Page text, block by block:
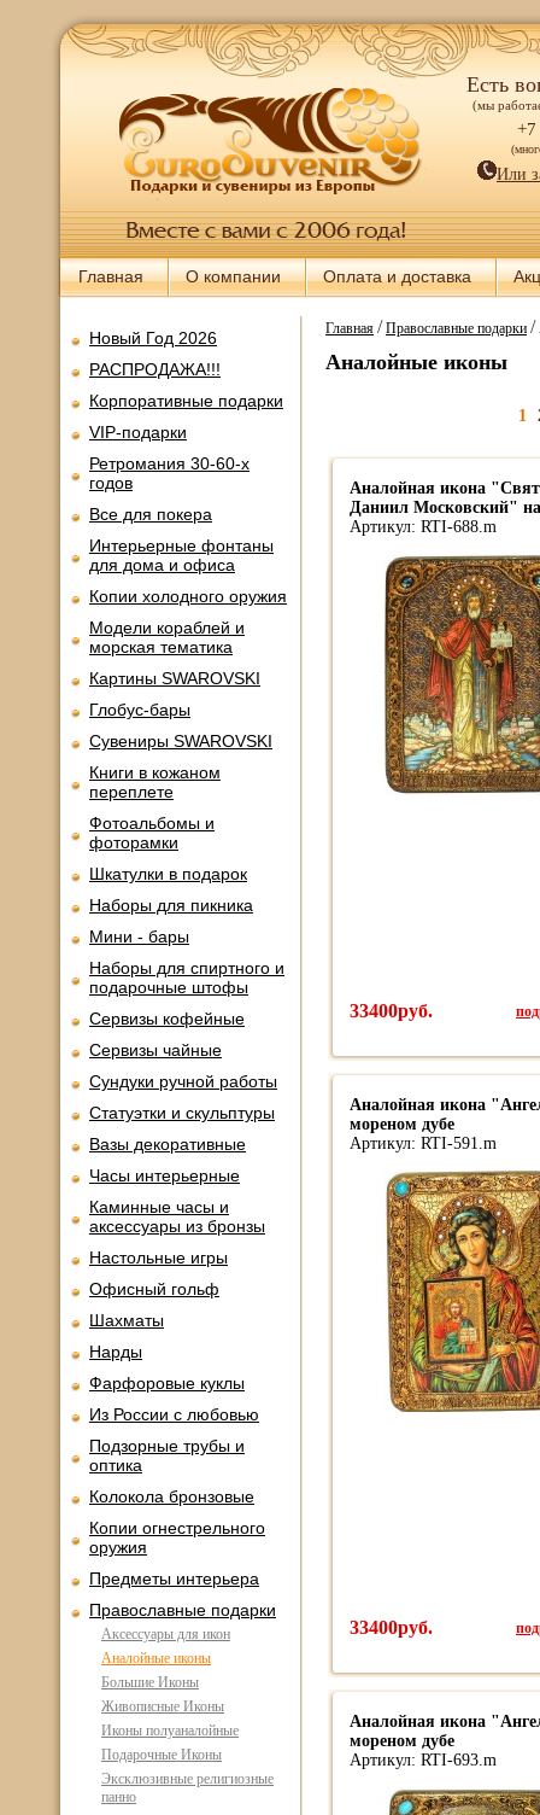
Есть
(мы
+7
Или
Главная О компании Оплата и доставка
Новый Год 2026
РАСПРОДАЖА!!!
Корпоративные подарки
VIP-подарки
Ретромания 30-60-х
годов
Все для покера
Интерьерные фонтаны
для дома и офиса
Копии холодного оружия
Модели кораблей и
морская тематика
Картины SWAROVSKI
Глобус-бары
Сувениры SWAROVSKI
Книги в кожаном
переплете
Фотоальбомы и
фоторамки
Шкатулки в подарок
Наборы для пикника
Мини - бары
Наборы для спиртного и
подарочные штофы
Сервизы кофейные
Сервизы чайные
Сундуки ручной работы
Статуэтки и скульптуры
Вазы декоративные
Часы интерьерные
Каминные часы и
аксессуары из бронзы
Настольные игры
Офисный гольф
Шахматы
Нарды
Фарфоровые куклы
Из России с любовью
Подзорные трубы и
оптика
Колокола бронзовые
Копии огнестрельного
оружия
Предметы интерьера
Православные подарки
Аксессуары для икон
Аналойные иконы
Большие Иконы
Живописные Иконы
Иконы полуаналойные
Подарочные Иконы
Эксклюзивные религиозные
панно
Главная/Православные подарки/
Аналойные иконы
1
Аналойная икона
Даниил Московский"
Артикул: RTI-688.m
33400руб.
Аналойная икона
мореном дубе
Артикул: RTI-591.m
33400руб.
Аналойная икона
мореном дубе
Артикул: RTI-693.m